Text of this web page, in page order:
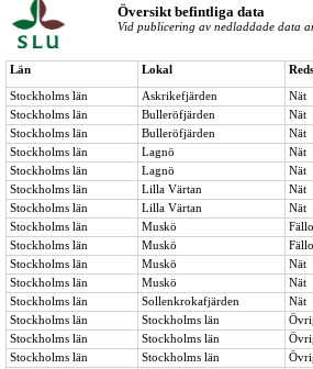
Översikt befintliga data
Vid publicering av nedladdade data
Län Lokal
Stockholms län Askrikefjärden Nät
Stockholms län
Bulleröfjärden Nät
Stockholms län
Bulleröfjärden Nät
Stockholms län
Lagnö Nät
Stockholms län
Lagnö Nät
Stockholms län
Lilla Värtan Nät
Stockholms län
Lilla Värtan Nät
Stockholms län
Muskö
Stockholms län
Muskö
Stockholms län
Muskö Nät
Stockholms län
Muskö Nät
Stockholms län
Sollenkrokafjärden Nät
Stockholms län
Stockholms län
Stockholms län
Stockholms län
Stockholms län
Stockholms län